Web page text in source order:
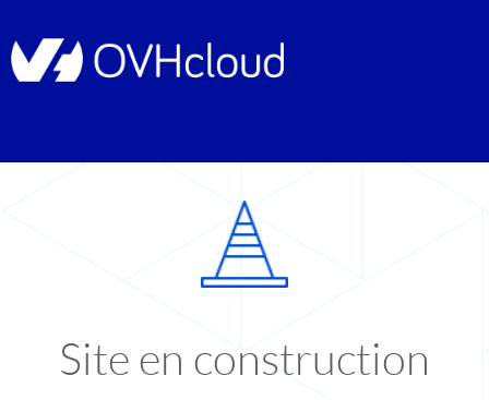
Site en construction